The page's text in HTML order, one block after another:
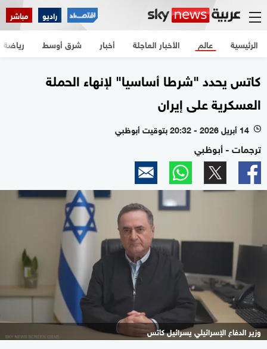
راديو مباشر
الرئيسية الأخبار العاجلة أخبار شرق أوسط عالم رياضة
كاتس يحدد "شرطا أساسيا" لإنهاء الحملة
العسكرية على إيران
l 14 أبريل 2026 - 20:32 بتوقيت أبوظبي
ترجمات - أبوظبي
وزير الدفاع الإسرائيلي يسرائيل كاتس